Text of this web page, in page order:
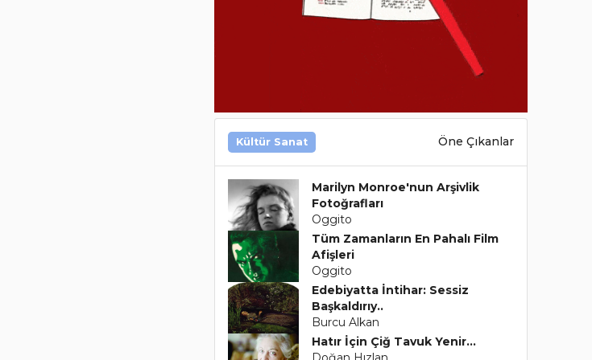
Kültür Sanat Öne Çıkanlar
Marilyn Monroe'nun Arşivlik
Fotoğrafları
Oggito
Tüm Zamanların En Pahalı Film
Afişleri
Oggito
Edebiyatta İntihar: Sessiz
Başkaldırıy..
Burcu Alkan
Hatır İçin Çiğ Tavuk Yenir…